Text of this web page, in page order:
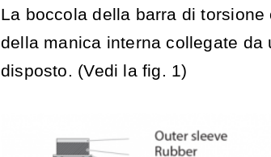
La boccola della barra di
della manica interna collegate
disposto. (Vedi la fig. 1)